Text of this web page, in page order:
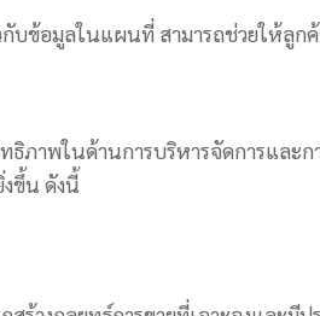
บข้อมูลในแผนที่ สามารถช่วยให้ลูก
พในด้านการบริหารจัดการและก
ขึ้น ดังนี้